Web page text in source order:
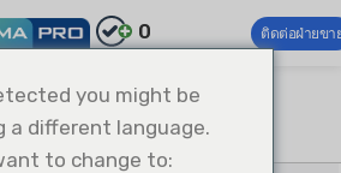
0 ติดต่อฝ่ายขา
ยอากาศ ม่านอากาศ
you might be
a different language.
to change to: